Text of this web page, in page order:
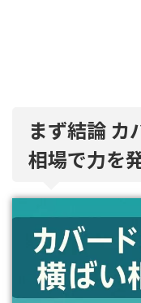
まず結論 カ
相場で力を